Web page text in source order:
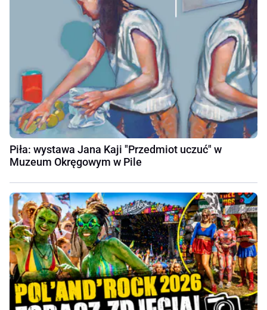
Piła: wystawa Jana Kaji "Przedmiot uczuć" w
Muzeum Okręgowym w Pile